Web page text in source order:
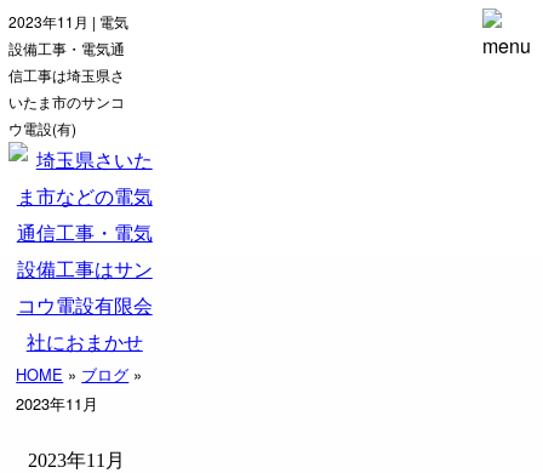
2023年11月 | 電気
設備工事・電気通
信工事は埼玉県さ
いたま市のサンコ
ウ電設(有)
HOME » ブログ »
2023年11月
2023年11月